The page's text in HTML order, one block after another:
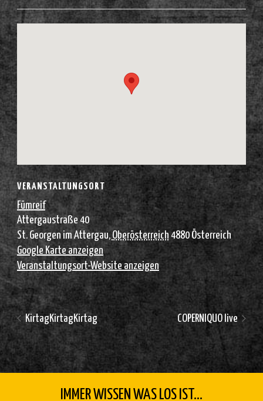
VERANSTALTUNGSORT
Fümreif
Attergaustraße 40
St. Georgen im Attergau,Oberösterreich 4880 Österreich
Google Karte anzeigen
Veranstaltungsort-Website anzeigen
KirtagKirtagKirtag COPERNIQUO live
IMMER WISSEN WAS LOS IST...